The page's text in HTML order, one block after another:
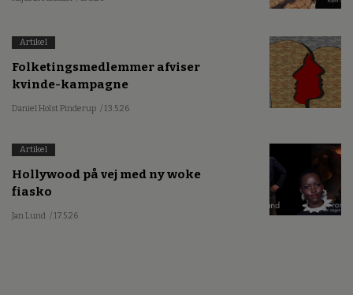
Artikel
Folketingsmedlemmer afviser
kvinde-kampagne
Daniel Holst Pinderup / 13.5.26
Artikel
Hollywood på vej med ny woke
fiasko
Jan Lund / 17.5.26